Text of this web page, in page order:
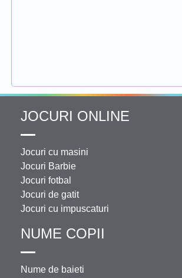
JOCURI ONLINE
Jocuri cu masini
Jocuri Barbie
Jocuri fotbal
Jocuri de gatit
Jocuri cu impuscaturi
NUME COPII
Nume de baieti